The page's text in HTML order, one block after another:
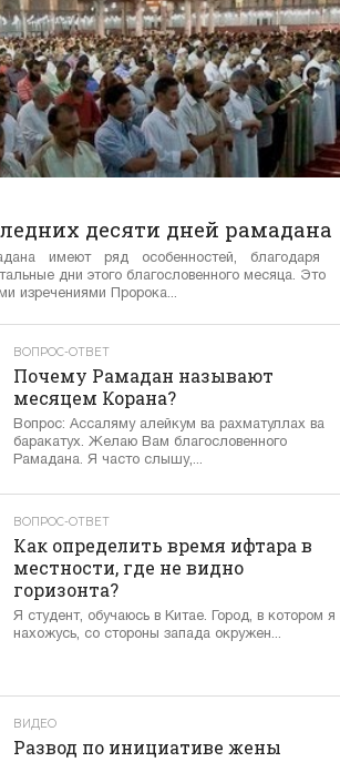
десяти дней рамадана
имеют ряд особенностей, благодаря
дни этого благословенного месяца. Это
изречениями Пророка...
ВОПРОС-ОТВЕТ
Почему Рамадан называют
месяцем Корана?
Вопрос: Ассаляму алейкум ва рахматуллах ва
баракатух. Желаю Вам благословенного
Рамадана. Я часто слышу,...
ВОПРОС-ОТВЕТ
Как определить время ифтара в
местности, где не видно
горизонта?
Я студент, обучаюсь в Китае. Город, в котором я
нахожусь, со стороны запада окружен...
ВИДЕО
Развод по инициативе жены